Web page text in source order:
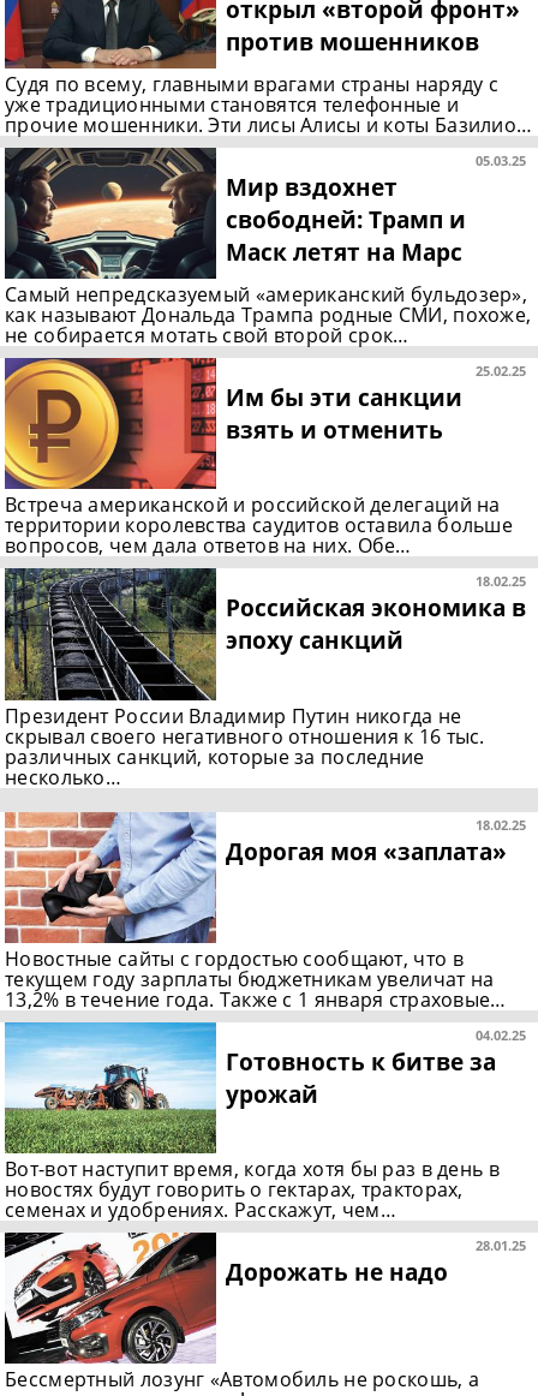
открыл «второй фронт»
против мошенников
Судя по всему, главными врагами страны наряду с
уже традиционными становятся телефонные и
прочие мошенники. Эти лисы Алисы и коты Базилио…
05.03.25
Мир вздохнет
свободней: Трамп и
Маск летят на Марс
Самый непредсказуемый «американский бульдозер»,
как называют Дональда Трампа родные СМИ, похоже,
не собирается мотать свой второй срок…
25.02.25
Им бы эти санкции
взять и отменить
Встреча американской и российской делегаций на
территории королевства саудитов оставила больше
вопросов, чем дала ответов на них. Обе…
18.02.25
Российская экономика в
эпоху санкций
Президент России Владимир Путин никогда не
скрывал своего негативного отношения к 16 тыс.
различных санкций, которые за последние
несколько…
18.02.25
Дорогая моя «заплата»
Новостные сайты с гордостью сообщают, что в
текущем году зарплаты бюджетникам увеличат на
13,2% в течение года. Также с 1 января страховые…
04.02.25
Готовность к битве за
урожай
Вот-вот наступит время, когда хотя бы раз в день в
новостях будут говорить о гектарах, тракторах,
семенах и удобрениях. Расскажут, чем…
28.01.25
Дорожать не надо
Бессмертный лозунг «Автомобиль не роскошь, а